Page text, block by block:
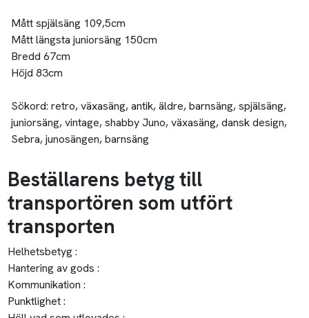
Mått spjälsäng 109,5cm
Mått längsta juniorsäng 150cm
Bredd 67cm
Höjd 83cm
Sökord: retro, växasäng, antik, äldre, barnsäng, spjälsäng,
juniorsäng, vintage, shabby Juno, växasäng, dansk design,
Sebra, junosängen, barnsäng
Beställarens betyg till
transportören som utfört
transporten
Helhetsbetyg :
Hantering av gods :
Kommunikation :
Punktlighet :